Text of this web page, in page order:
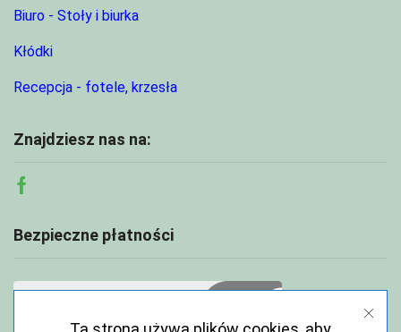
Biuro - Stoły i biurka
Kłódki
Recepcja - fotele, krzesła
Znajdziesz nas na:
Facebook
Bezpieczne płatności